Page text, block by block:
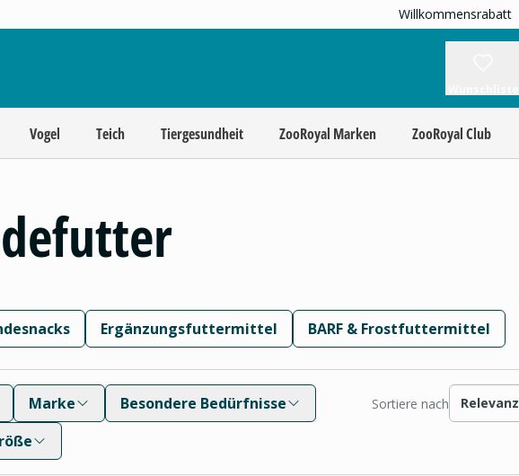
Willkommensrabatt
Vogel Teich Tiergesundheit ZooRoyal Marken ZooRoyal Club
Ergänzungsfuttermittel BARF & Frostfuttermittel
Marke
Besondere Bedürfnisse
Sortiere nach Relevanz